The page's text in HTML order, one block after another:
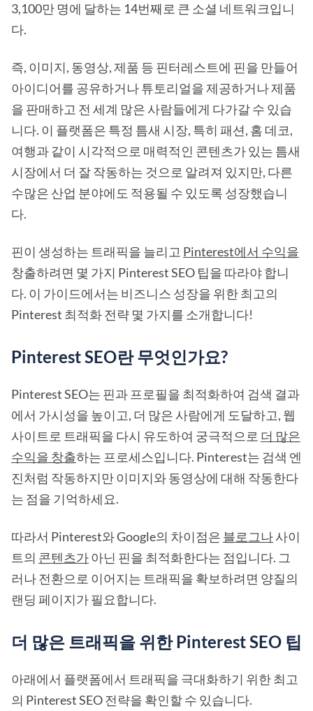
3,100만 명에 달하는 14번째로 큰 소셜 네트워크입니
다.
즉, 이미지, 동영상, 제품 등 핀터레스트에 핀을 만들어
아이디어를 공유하거나 튜토리얼을 제공하거나 제품
을 판매하고 전 세계 많은 사람들에게 다가갈 수 있습
니다. 이 플랫폼은 특정 틈새 시장, 특히 패션, 홈 데코,
여행과 같이 시각적으로 매력적인 콘텐츠가 있는 틈새
시장에서 더 잘 작동하는 것으로 알려져 있지만, 다른
수많은 산업 분야에도 적용될 수 있도록 성장했습니
다.
핀이 생성하는 트래픽을 늘리고 Pinterest에서 수익을
창출하려면 몇 가지 Pinterest SEO 팁을 따라야 합니
다. 이 가이드에서는 비즈니스 성장을 위한 최고의
Pinterest 최적화 전략 몇 가지를 소개합니다!
Pinterest SEO란 무엇인가요?
Pinterest SEO는 핀과 프로필을 최적화하여 검색 결과
에서 가시성을 높이고, 더 많은 사람에게 도달하고, 웹
사이트로 트래픽을 다시 유도하여 궁극적으로 더 많은
수익을 창출하는 프로세스입니다. Pinterest는 검색 엔
진처럼 작동하지만 이미지와 동영상에 대해 작동한다
는 점을 기억하세요.
따라서 Pinterest와 Google의 차이점은 블로그나사이
트의 콘텐츠가아닌 핀을 최적화한다는 점입니다. 그
러나 전환으로 이어지는 트래픽을 확보하려면 양질의
랜딩 페이지가 필요합니다.
더 많은 트래픽을 위한 Pinterest SEO 팁
아래에서 플랫폼에서 트래픽을 극대화하기 위한 최고
의 Pinterest SEO 전략을 확인할 수 있습니다.